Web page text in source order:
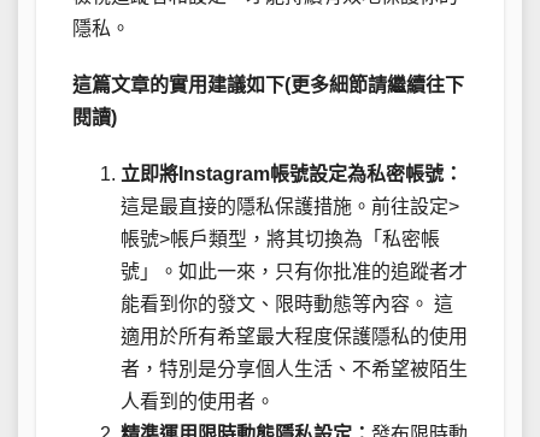
隱私。
這篇文章的實用建議如下(更多細節請繼續往下
閱讀)
立即將Instagram帳號設定為私密帳號：
這是最直接的隱私保護措施。前往設定>
帳號>帳戶類型，將其切換為「私密帳
號」。如此一來，只有你批准的追蹤者才
能看到你的發文、限時動態等內容。 這
適用於所有希望最大程度保護隱私的使用
者，特別是分享個人生活、不希望被陌生
人看到的使用者。